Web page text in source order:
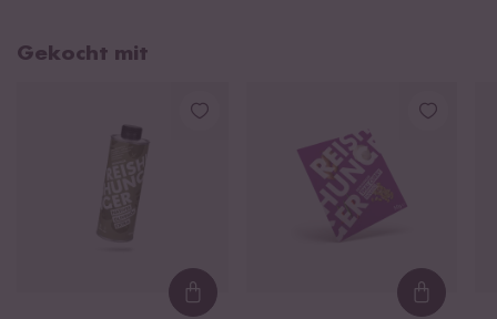
Gekocht mit
Loading...